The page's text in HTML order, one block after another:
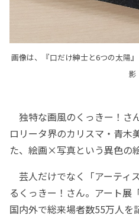
画像は、『口だけ紳士と6つの太陽
影
独特な画風のくっきー！さ
ロリータ界のカリスマ・青木
た、絵画×写真という異色の
芸人だけでなく「アーティ
るくっきー！さん。アート展
国内外で総来場者数55万人を